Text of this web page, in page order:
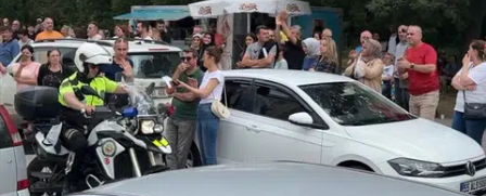
Bilecik
Bingöl
Bitlis
Bolu